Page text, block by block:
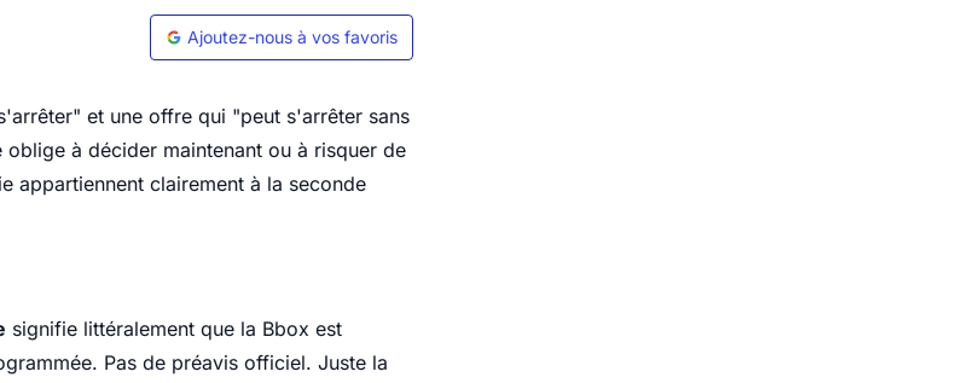
Ajoutez-nous à vos favoris
et une offre qui "peut s'arrêter sans
à décider maintenant ou à risquer de
appartiennent clairement à la seconde
signifie littéralement que la Bbox est
Pas de préavis officiel. Juste la